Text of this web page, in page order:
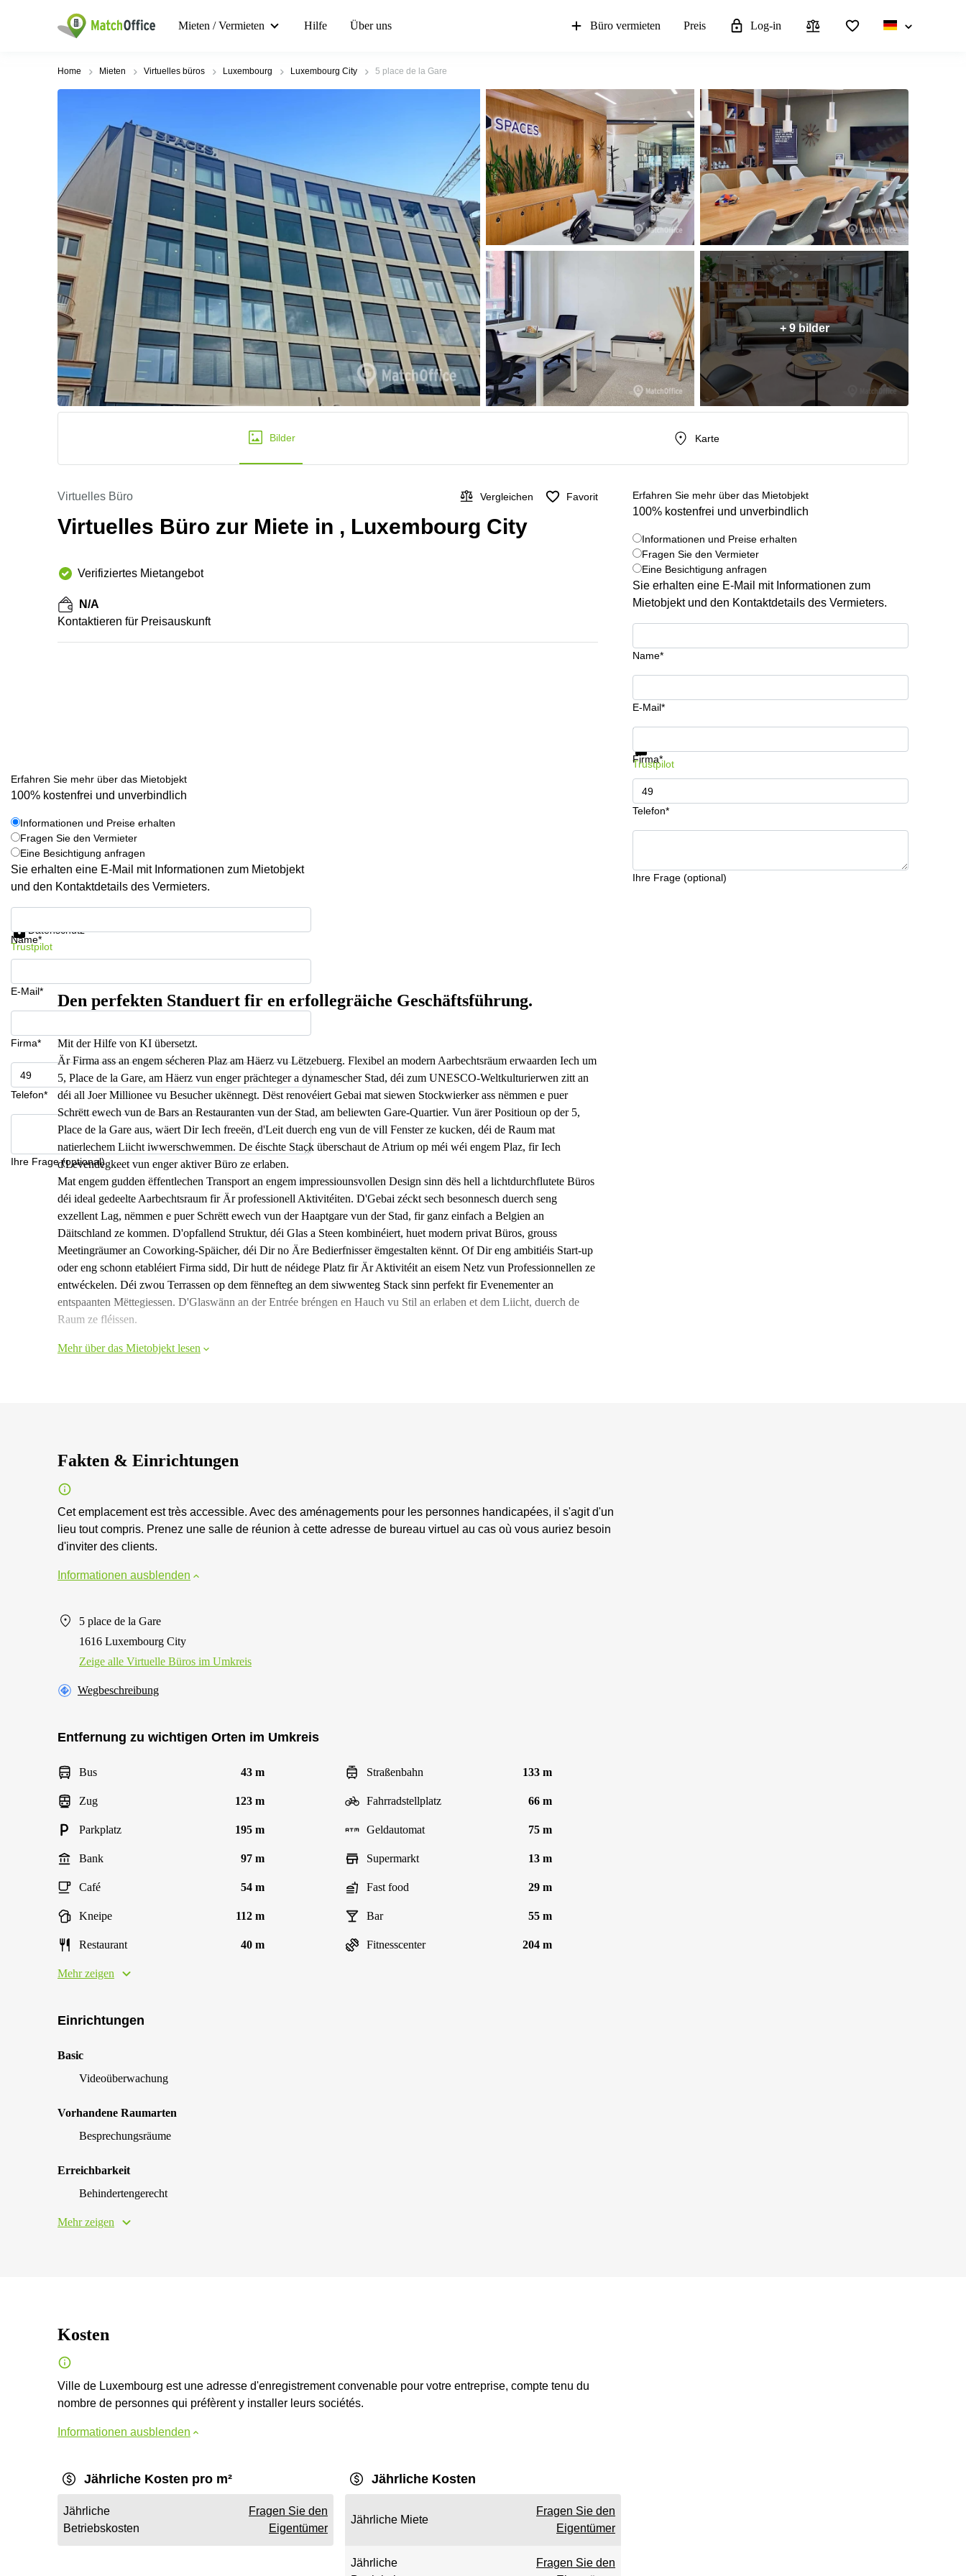
Mieten / Vermieten Hilfe Über uns Büro vermieten Preis Log-in
Home Mieten Virtuelles büros Luxembourg Luxembourg City 5 place de la Gare
+ 9 bilder
Bilder Karte
Virtuelles Büro Vergleichen Favorit
Virtuelles Büro zur Miete in , Luxembourg City
Verifiziertes Mietangebot
N/A
Kontaktieren für Preisauskunft
Erfahren Sie mehr über das Mietobjekt
100% kostenfrei und unverbindlich
Informationen und Preise erhalten
Fragen Sie den Vermieter
Eine Besichtigung anfragen
Sie erhalten eine E-Mail mit Informationen zum
Mietobjekt und den Kontaktdetails des Vermieters.
Name*
E-Mail*
Firma*
Telefon*
Ihre Frage (optional)
Informationen und Preise erhalten
Trustpilot
Erfahren Sie mehr über das Mietobjekt
100% kostenfrei und unverbindlich
Informationen und Preise erhalten
Fragen Sie den Vermieter
Eine Besichtigung anfragen
Sie erhalten eine E-Mail mit Informationen zum Mietobjekt
und den Kontaktdetails des Vermieters.
Name*
E-Mail*
Firma*
Telefon*
Ihre Frage (optional)
Datenschutz
Trustpilot
Den perfekten Standuert fir en erfollegräiche Geschäftsführung.
Mit der Hilfe von KI übersetzt.
Är Firma ass an engem sécheren Plaz am Häerz vu Lëtzebuerg. Flexibel an modern Aarbechtsräum erwaarden Iech um
5, Place de la Gare, am Häerz vun enger prächteger a dynamescher Stad, déi zum UNESCO-Weltkulturierwen zitt an
déi all Joer Millionee vu Besucher ukënnegt. Dëst renovéiert Gebai mat siewen Stockwierker ass nëmmen e puer
Schrëtt ewech vun de Bars an Restauranten vun der Stad, am beliewten Gare-Quartier. Vun ärer Positioun op der 5,
Place de la Gare aus, wäert Dir Iech freeën, d'Leit duerch eng vun de vill Fenster ze kucken, déi de Raum mat
natierlechem Liicht iwwerschwemmen. De éischte Stack überschaut de Atrium op méi wéi engem Plaz, fir Iech
d'Levendegkeet vun enger aktiver Büro ze erlaben.
Mat engem gudden ëffentlechen Transport an engem impressiounsvollen Design sinn dës hell a lichtdurchflutete Büros
déi ideal gedeelte Aarbechtsraum fir Är professionell Aktivitéiten. D'Gebai zéckt sech besonnesch duerch seng
exzellent Lag, nëmmen e puer Schrëtt ewech vun der Haaptgare vun der Stad, fir ganz einfach a Belgien an
Däitschland ze kommen. D'opfallend Struktur, déi Glas a Steen kombinéiert, huet modern privat Büros, grouss
Meetingräumer an Coworking-Späicher, déi Dir no Äre Bedierfnisser ëmgestalten kënnt. Of Dir eng ambitiéis Start-up
oder eng schonn etabléiert Firma sidd, Dir hutt de néidege Platz fir Är Aktivitéit an eisem Netz vun Professionnellen ze
entwéckelen. Déi zwou Terrassen op dem fënnefteg an dem siwwenteg Stack sinn perfekt fir Evenementer an
entspaanten Mëttegiessen. D'Glaswänn an der Entrée bréngen en Hauch vu Stil an erlaben et dem Liicht, duerch de
Raum ze fléissen.
Mehr über das Mietobjekt lesen
Fakten & Einrichtungen
Cet emplacement est très accessible. Avec des aménagements pour les personnes handicapées, il s'agit d'un
lieu tout compris. Prenez une salle de réunion à cette adresse de bureau virtuel au cas où vous auriez besoin
d'inviter des clients.
Informationen ausblenden
5 place de la Gare
1616 Luxembourg City
Zeige alle Virtuelle Büros im Umkreis
Wegbeschreibung
Entfernung zu wichtigen Orten im Umkreis
Bus 43 m Straßenbahn 133 m
Zug 123 m Fahrradstellplatz 66 m
Parkplatz 195 m Geldautomat 75 m
Bank 97 m Supermarkt 13 m
Café 54 m Fast food 29 m
Kneipe 112 m Bar 55 m
Restaurant 40 m Fitnesscenter 204 m
Mehr zeigen
Einrichtungen
Basic
Videoüberwachung
Vorhandene Raumarten
Besprechungsräume
Erreichbarkeit
Behindertengerecht
Mehr zeigen
Kosten
Ville de Luxembourg est une adresse d'enregistrement convenable pour votre entreprise, compte tenu du
nombre de personnes qui préfèrent y installer leurs sociétés.
Informationen ausblenden
Jährliche Kosten pro m²
Jährliche
Betriebskosten
Fragen Sie den
Eigentümer
Jährliche Kosten
Jährliche Miete
Fragen Sie den
Eigentümer
Jährliche
Fragen Sie den